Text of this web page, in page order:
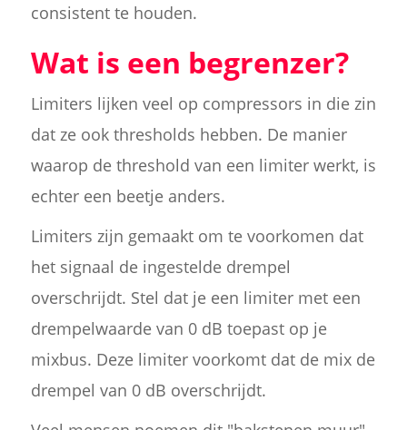
consistent te houden.
Wat is een begrenzer?
Limiters lijken veel op compressors in die zin
dat ze ook thresholds hebben. De manier
waarop de threshold van een limiter werkt, is
echter een beetje anders.
Limiters zijn gemaakt om te voorkomen dat
het signaal de ingestelde drempel
overschrijdt. Stel dat je een limiter met een
drempelwaarde van 0 dB toepast op je
mixbus. Deze limiter voorkomt dat de mix de
drempel van 0 dB overschrijdt.